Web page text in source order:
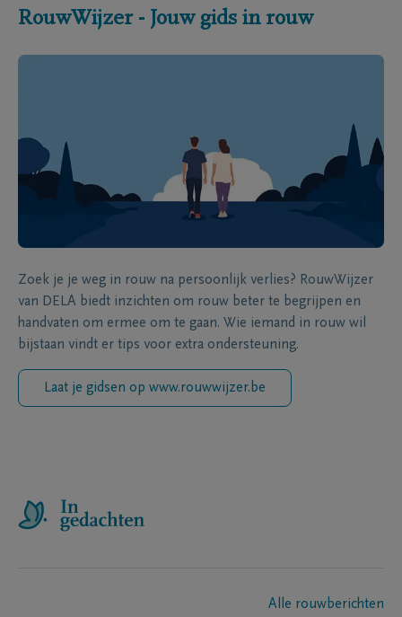
RouwWijzer - Jouw gids in rouw
Zoek je je weg in rouw na persoonlijk verlies? RouwWijzer
van DELA biedt inzichten om rouw beter te begrijpen en
handvaten om ermee om te gaan. Wie iemand in rouw wil
bijstaan vindt er tips voor extra ondersteuning.
Laat je gidsen op www.rouwwijzer.be
Alle rouwberichten